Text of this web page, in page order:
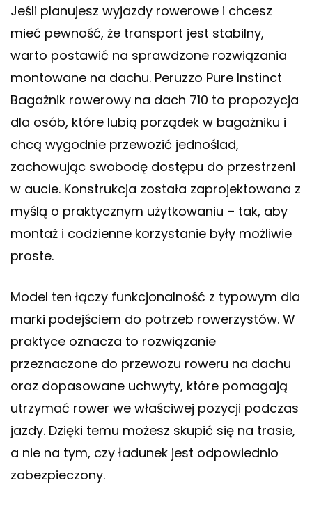
Jeśli planujesz wyjazdy rowerowe i chcesz
mieć pewność, że transport jest stabilny,
warto postawić na sprawdzone rozwiązania
montowane na dachu. Peruzzo Pure Instinct
Bagażnik rowerowy na dach 710 to propozycja
dla osób, które lubią porządek w bagażniku i
chcą wygodnie przewozić jednoślad,
zachowując swobodę dostępu do przestrzeni
w aucie. Konstrukcja została zaprojektowana z
myślą o praktycznym użytkowaniu – tak, aby
montaż i codzienne korzystanie były możliwie
proste.
Model ten łączy funkcjonalność z typowym dla
marki podejściem do potrzeb rowerzystów. W
praktyce oznacza to rozwiązanie
przeznaczone do przewozu roweru na dachu
oraz dopasowane uchwyty, które pomagają
utrzymać rower we właściwej pozycji podczas
jazdy. Dzięki temu możesz skupić się na trasie,
a nie na tym, czy ładunek jest odpowiednio
zabezpieczony.